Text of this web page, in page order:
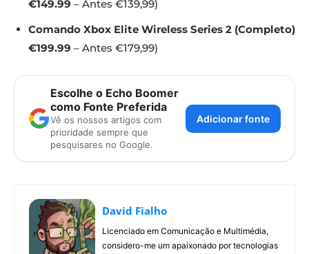
€149.99 – Antes €139,99)
Comando Xbox Elite Wireless Series 2 (Completo)
€199.99 – Antes €179,99)
Escolhe o Echo Boomer
como Fonte Preferida
Vê os nossos artigos com
prioridade sempre que
pesquisares no Google.
Adicionar fonte
David Fialho
Licenciado em Comunicação e Multimédia,
considero-me um apaixonado por tecnologias